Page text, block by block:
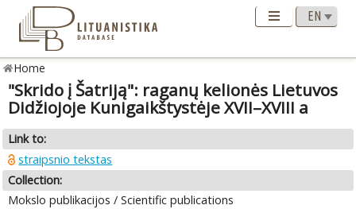
Home
"Skrido į Šatriją": raganų kelionės Lietuvos
Didžiojoje Kunigaikštystėje XVII–XVIII a
Link to:
straipsnio tekstas
Collection:
Mokslo publikacijos / Scientific publications